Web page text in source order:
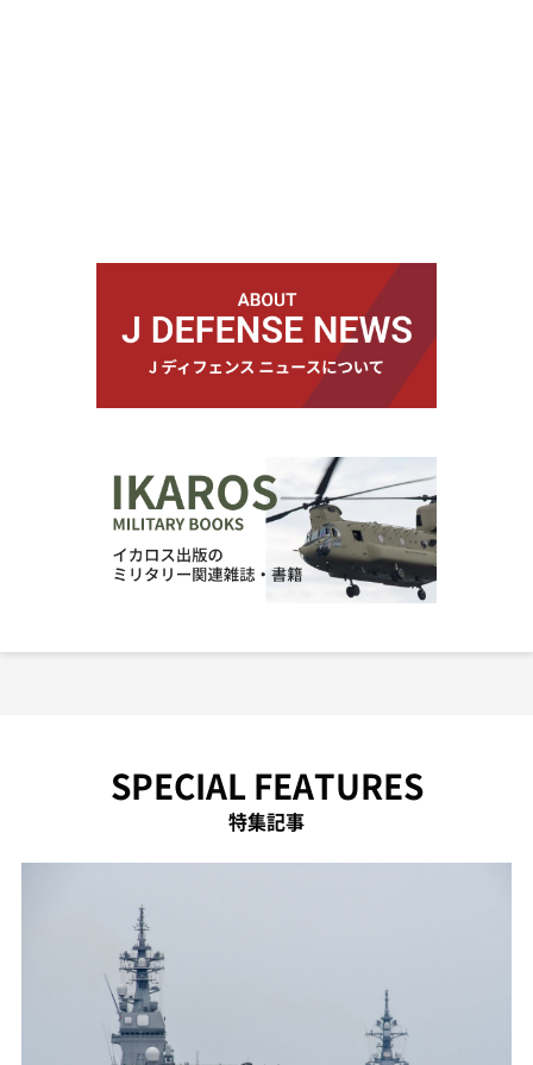
SPECIAL FEATURES
特集記事